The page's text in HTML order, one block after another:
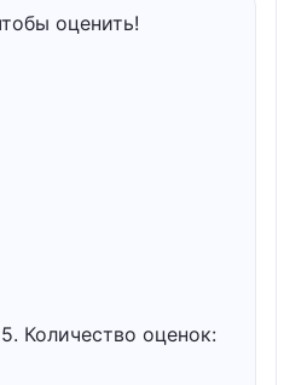
оценить!
Количество оценок: